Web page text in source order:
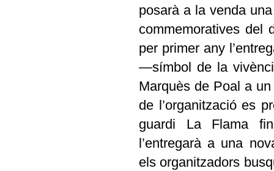
posarà a la venda
commemoratives del
per primer any
—símbol de la
Marquès de Poal a
de l’organització es
guardi La Flama
l’entregarà a una
els organitzadors